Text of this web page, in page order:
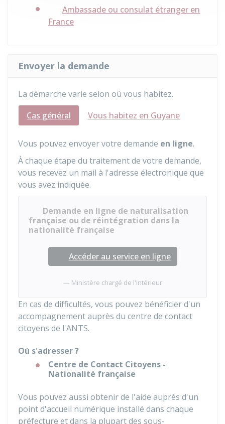
Ambassade ou consulat étranger en
France
Envoyer la demande
La démarche varie selon où vous habitez.
Cas général
Vous habitez en Guyane
Vous pouvez envoyer votre demande en ligne.
À chaque étape du traitement de votre demande,
vous recevez un mail à l'adresse électronique que
vous avez indiquée.
Demande en ligne de naturalisation
française ou de réintégration dans la
nationalité française
Accéder au service en ligne
Ministère chargé de l'intérieur
En cas de difficultés, vous pouvez bénéficier d'un
accompagnement auprès du centre de contact
citoyens de l'ANTS.
Où s'adresser ?
Centre de Contact Citoyens -
Nationalité française
Vous pouvez aussi obtenir de l'aide auprès d'un
point d'accueil numérique installé dans chaque
préfecture et dans la plupart des sous-